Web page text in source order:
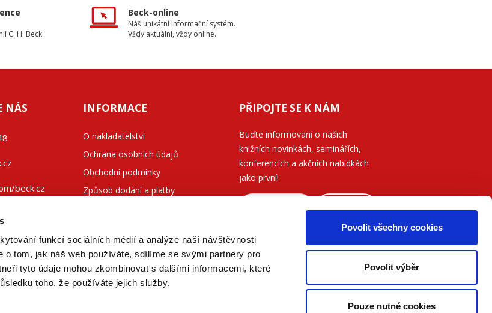
funkcí sociálních médií a analýze naší návštěvnosti
o tom, jak náš web používáte, sdílíme se svými partnery pro
tyto údaje mohou zkombinovat s dalšími informacemi, které
toho, že používáte jejich služby.
Povolit všechny cookies
Povolit výběr
Pouze nutné cookies
C. H. Beck.
Beck-online
Náš unikátní informační systém.
Vždy aktuální, vždy online.
NÁS
beck.cz
INFORMACE
O nakladatelství
Ochrana osobních údajů
Obchodní podmínky
Způsob dodání a platby
PŘIPOJTE SE K NÁM
Buďte informovaní o našich
knižních novinkách, seminářích,
konferencích a akčních nabídkách
jako první!
Přečtěte si, jak naše nakladatelství
nakládá s Vašimi
osobními údaji.